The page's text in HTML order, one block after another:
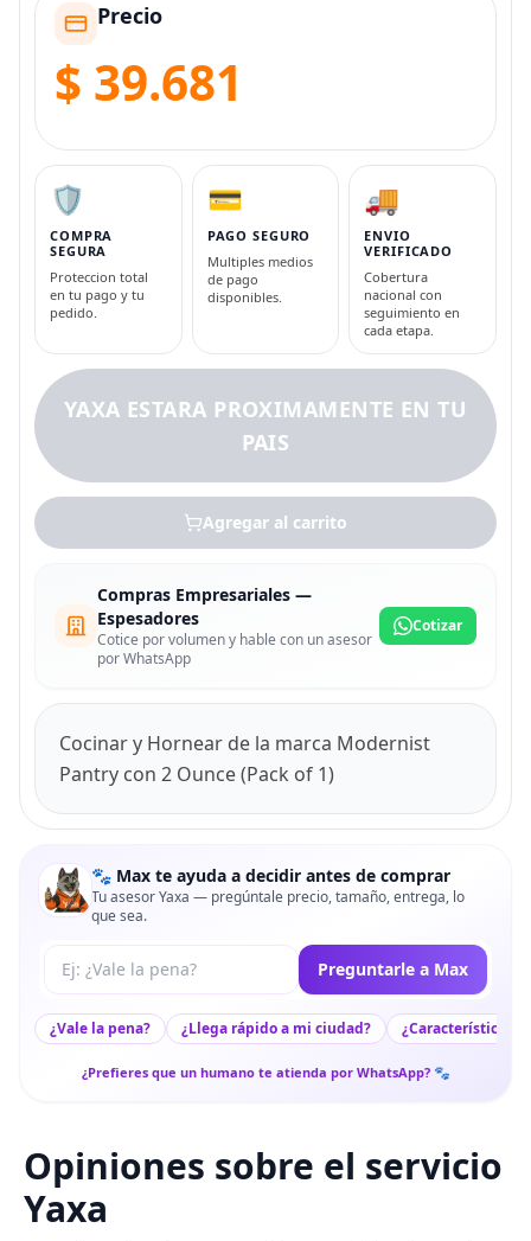
Precio
$ 39.681
🛡️
COMPRA
SEGURA
Proteccion total
en tu pago y tu
pedido.
💳
PAGO SEGURO
Multiples medios
de pago
disponibles.
🚚
ENVIO
VERIFICADO
Cobertura
nacional con
seguimiento en
cada etapa.
YAXA ESTARA PROXIMAMENTE EN TU
PAIS
Agregar al carrito
Compras Empresariales —
Espesadores
Cotice por volumen y hable con un asesor
por WhatsApp
Cotizar
Cocinar y Hornear de la marca Modernist
Pantry con 2 Ounce (Pack of 1)
🐾 Max te ayuda a decidir antes de comprar
Tu asesor Yaxa — pregúntale precio, tamaño, entrega, lo
que sea.
Tu pregunta a Max Preguntarle a Max
¿Vale la pena? ¿Llega rápido a mi ciudad? ¿Características
¿Prefieres que un humano te atienda por WhatsApp? 🐾
Opiniones sobre el servicio
Yaxa